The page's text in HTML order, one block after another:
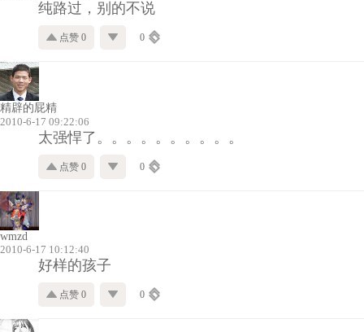
纯路过，别的不说
点赞 0 0
精辟的屁精
2010-6-17 09:22:06
太强悍了。。。。。。。。。。
点赞 0 0
wmzd
2010-6-17 10:12:40
好样的孩子
点赞 0 0